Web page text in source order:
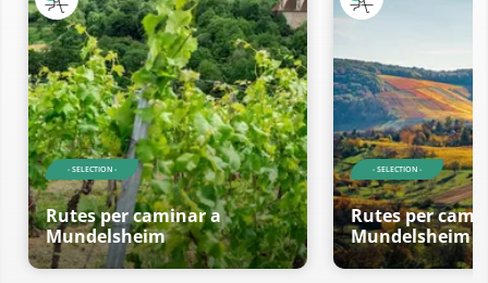
- SELECTION -
Rutes per caminar a
Mundelsheim
- SELECTION -
Rutes per
Mundelsheim